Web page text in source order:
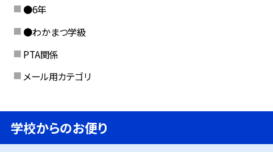
●6年
●わかまつ学級
PTA関係
メール用カテゴリ
学校からのお便り